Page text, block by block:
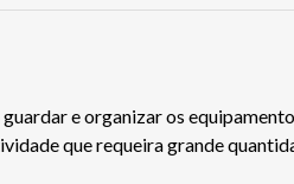
e organizar os
que requeira grande